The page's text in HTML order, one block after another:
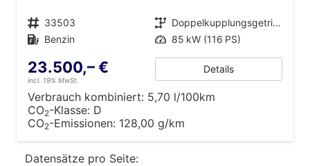
Fahrzeugnr. 33503 Getriebe
Doppelkupplungsgetriebe (DSG)
Kraftstoff Benzin Leistung 85 kW (116 PS)
23.500,– €
incl. 19% MwSt.
Details
Verbrauch kombiniert: 5,70 l/100km
CO2-Klasse: D
CO2-Emissionen: 128,00 g/km
Datensätze pro Seite: